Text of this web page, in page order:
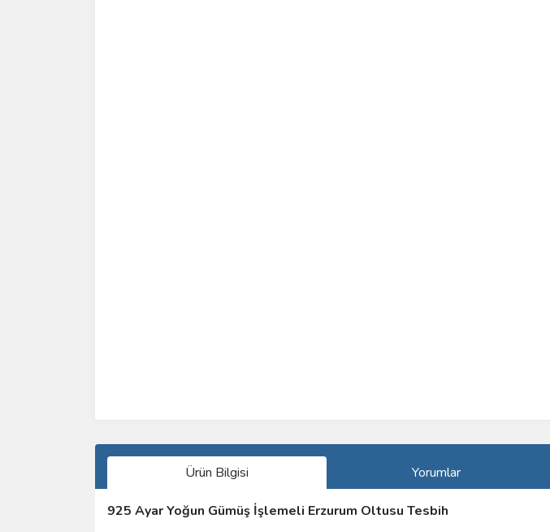
Ürün Bilgisi Yorumlar
925 Ayar Yoğun Gümüş İşlemeli Erzurum Oltusu Tesbih